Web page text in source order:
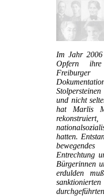
Im Jahr
Opfern
und nicht
hat Marlis
hatten.
Entrechtung
Bürgerinnen
erdulden
sanktionierten